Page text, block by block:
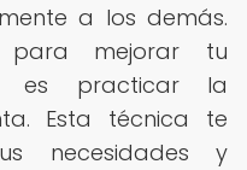
a los demás.
para mejorar tu
es practicar la
Esta técnica te
necesidades y